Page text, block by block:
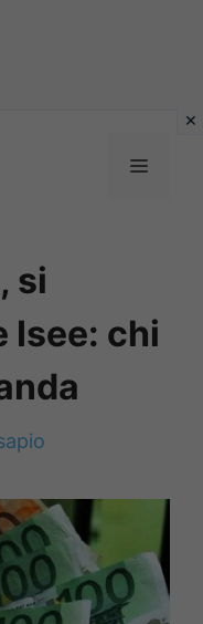
MENU
si
Isee: chi